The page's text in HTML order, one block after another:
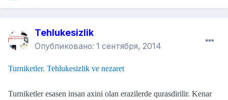
Tehlukesizlik
Опубликовано: 1 сентября, 2014
Turniketler. Tehlukesizlik ve nezaret
Turniketler esasen insan axini olan erazilerde qurasdirilir. Kenar